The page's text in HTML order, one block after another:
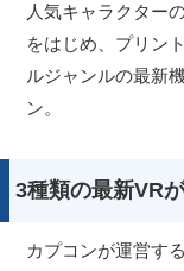
人気キャラクター
をはじめ、プリン
ルジャンルの最新
ン。
3種類の最新VR
カプコンが運営す